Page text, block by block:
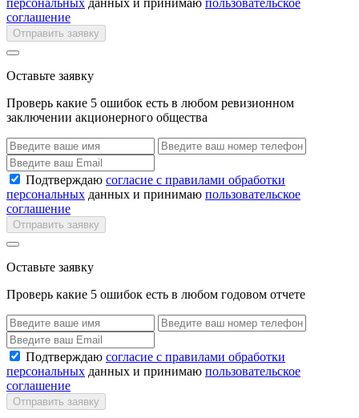
персональных данных и принимаю пользовательское
соглашение
Отправить заявку
Оставьте заявку
Проверь какие 5 ошибок есть в любом ревизионном
заключении акционерного общества
Подтверждаю согласие с правилами обработки
персональных данных и принимаю пользовательское
соглашение
Отправить заявку
Оставьте заявку
Проверь какие 5 ошибок есть в любом годовом отчете
Подтверждаю согласие с правилами обработки
персональных данных и принимаю пользовательское
соглашение
Отправить заявку